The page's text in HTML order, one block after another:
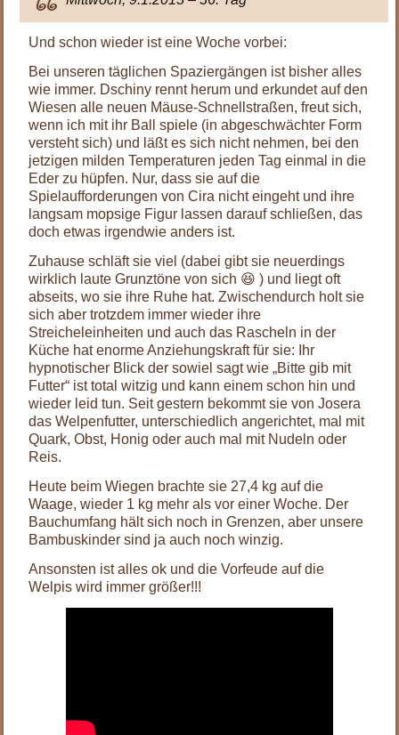
Und schon wieder ist eine Woche vorbei:
Bei unseren täglichen Spaziergängen ist bisher alles
wie immer. Dschiny rennt herum und erkundet auf den
Wiesen alle neuen Mäuse-Schnellstraßen, freut sich,
wenn ich mit ihr Ball spiele (in abgeschwächter Form
versteht sich) und läßt es sich nicht nehmen, bei den
jetzigen milden Temperaturen jeden Tag einmal in die
Eder zu hüpfen. Nur, dass sie auf die
Spielaufforderungen von Cira nicht eingeht und ihre
langsam mopsige Figur lassen darauf schließen, das
doch etwas irgendwie anders ist.
Zuhause schläft sie viel (dabei gibt sie neuerdings
wirklich laute Grunztöne von sich 😆 ) und liegt oft
abseits, wo sie ihre Ruhe hat. Zwischendurch holt sie
sich aber trotzdem immer wieder ihre
Streicheleinheiten und auch das Rascheln in der
Küche hat enorme Anziehungskraft für sie: Ihr
hypnotischer Blick der sowiel sagt wie „Bitte gib mit
Futter“ ist total witzig und kann einem schon hin und
wieder leid tun. Seit gestern bekommt sie von Josera
das Welpenfutter, unterschiedlich angerichtet, mal mit
Quark, Obst, Honig oder auch mal mit Nudeln oder
Reis.
Heute beim Wiegen brachte sie 27,4 kg auf die
Waage, wieder 1 kg mehr als vor einer Woche. Der
Bauchumfang hält sich noch in Grenzen, aber unsere
Bambuskinder sind ja auch noch winzig.
Ansonsten ist alles ok und die Vorfeude auf die
Welpis wird immer größer!!!